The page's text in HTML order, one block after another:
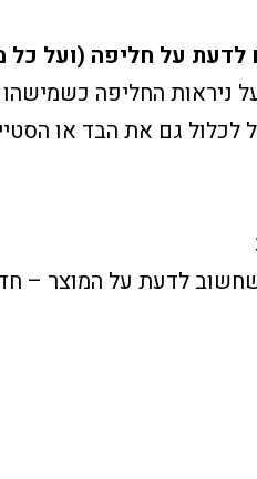
לדעת על חליפה (ועל
ניראות החליפה
לכלול גם את הבד או
לדעת על המוצר –